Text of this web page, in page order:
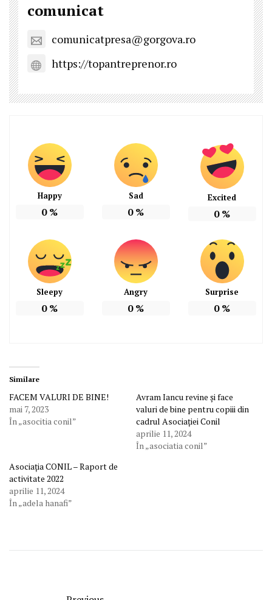
comunicat
comunicatpresa@gorgova.ro
https://topantreprenor.ro
Happy
0%
Sad
0%
Excited
0%
Sleepy
0%
Angry
0%
Surprise
0%
Similare
FACEM VALURI DE BINE!
mai 7, 2023
În „asocitia conil”
Avram Iancu revine și face
valuri de bine pentru copiii din
cadrul Asociației Conil
aprilie 11, 2024
În „asociatia conil”
Asociația CONIL – Raport de
activitate 2022
aprilie 11, 2024
În „adela hanafi”